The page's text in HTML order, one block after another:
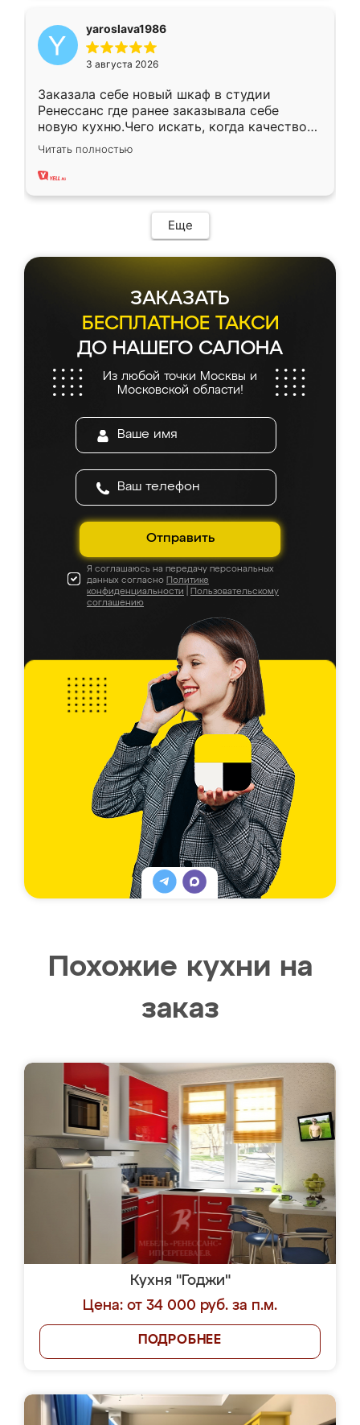
yaroslava1986
3 августа 2026
Заказала себе новый шкаф в студии
Ренессанс где ранее заказывала себе
новую кухню.Чего искать, когда качеством
вполне довольна. Служит кухня уже почти
два года, нареканий нет.
Читать полностью
Еще
ЗАКАЗАТЬ
БЕСПЛАТНОЕ ТАКСИ
ДО НАШЕГО САЛОНА
Из любой точки Москвы и
Московской области!
Отправить
Я соглашаюсь на передачу персональных
данных согласно Политике
конфиденциальности
Пользовательскому
соглашению
Похожие кухни на
заказ
Кухня "Годжи"
Цена: от 34 000 руб. за п.м.
ПОДРОБНЕЕ